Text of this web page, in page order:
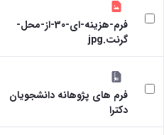
فرم-هزینه-ای-30-از-محل-
گرنت.jpg
فرم های پژوهانه دانشجویان
دکترا